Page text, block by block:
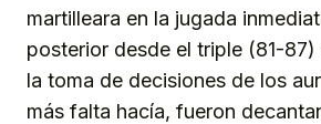
martilleara en la jugada
posterior desde el triple (81-
la toma de decisiones de los
más falta hacía, fueron